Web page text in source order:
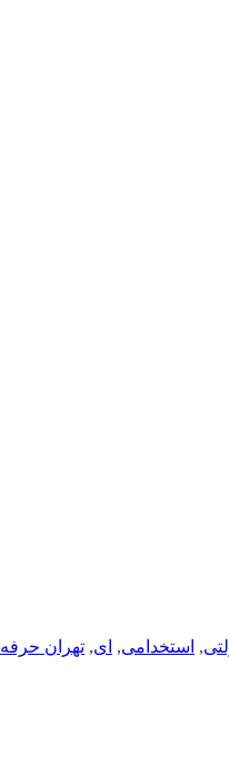
, استخدامی, ای, تهران حرفه